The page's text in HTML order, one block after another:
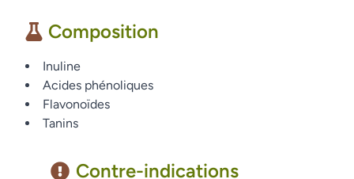
Composition
Inuline
Acides phénoliques
Flavonoïdes
Tanins
Contre-indications